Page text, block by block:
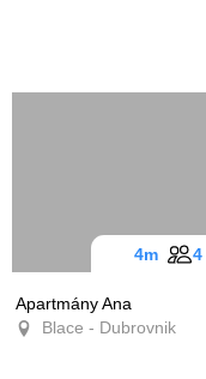
Apartmány Ana
Blace - Dubrovnik
4m